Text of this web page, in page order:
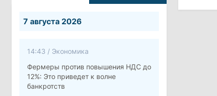
7 августа 2026
14:43 / Экономика
Фермеры против повышения НДС до
12%: Это приведет к волне
банкротств